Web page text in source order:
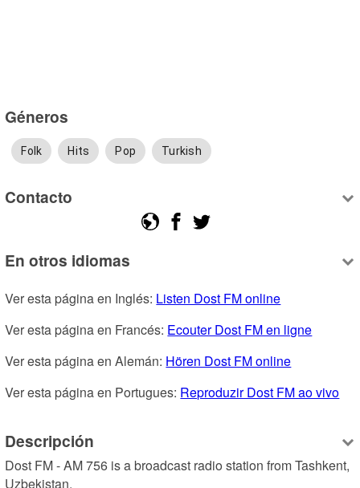
Géneros
Folk Hits Pop Turkish
Contacto
En otros idiomas
Ver esta página en Inglés: Listen Dost FM online
Ver esta página en Francés: Ecouter Dost FM en ligne
Ver esta página en Alemán: Hören Dost FM online
Ver esta página en Portugues: Reproduzir Dost FM ao vivo
Descripción
Dost FM - AM 756 is a broadcast radio station from Tashkent,
Uzbekistan.